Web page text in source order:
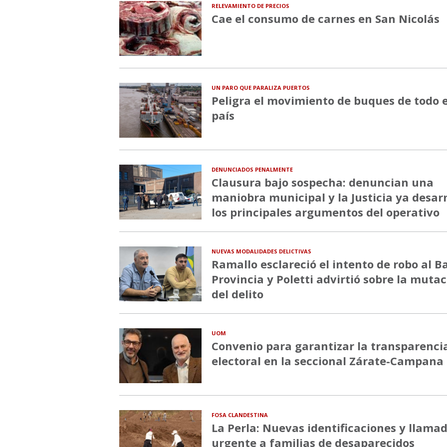
RELEVAMIENTO DE PRECIOS
Cae el consumo de carnes en San Nicolás
UN PARO QUE PARALIZA PUERTOS
Peligra el movimiento de buques de todo
país
DENUNCIADOS PENALMENTE
Clausura bajo sospecha: denuncian una
maniobra municipal y la Justicia ya
los principales argumentos del operativo
NUEVAS MODALIDADES DELICTIVAS
Ramallo esclareció el intento de robo al
Provincia y Poletti advirtió sobre la
del delito
UOM
Convenio para garantizar la
electoral en la seccional Zárate-Campana
FOSA CLANDESTINA
La Perla: Nuevas identificaciones y
urgente a familias de desaparecidos